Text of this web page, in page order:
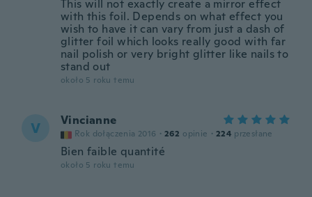
This will not exactly create a mirror effect
with this foil. Depends on what effect you
wish to have it can vary from just a dash of
glitter foil which looks really good with far
nail polish or very bright glitter like nails to
stand out
około 5 roku temu
V Vincianne
Rok dołączenia 2016 · 262 opinie · 224 przesłane
Bien faible quantité
około 5 roku temu